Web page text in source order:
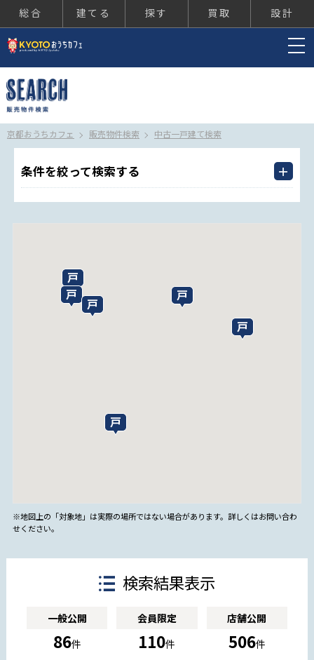
総合 建てる 探す 買取 設計
京都おうちカフェ 販売物件検索 中古一戸建て検索
条件を絞って検索する
※地図上の「対象地」は実際の場所ではない場合があります。詳しくはお問い合わ
せください。
検索結果表示
一般公開
86件
会員限定
110件
店舗公開
506件